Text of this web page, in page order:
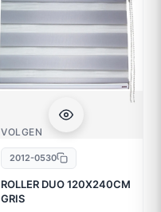
VOLGEN
2012-0530
ROLLER DUO 120X240CM
GRIS